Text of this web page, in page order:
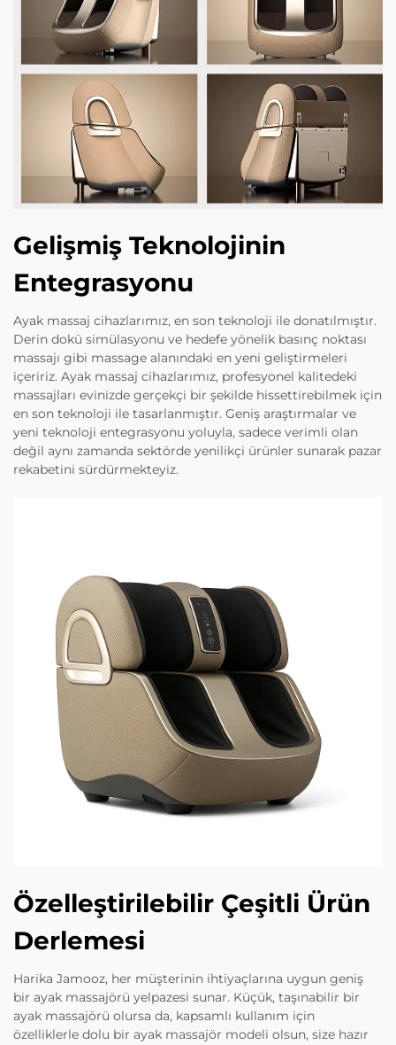
Gelişmiş Teknolojinin
Entegrasyonu
Ayak massaj cihazlarımız, en son teknoloji ile donatılmıştır.
Derin dokü simülasyonu ve hedefe yönelik basınç noktası
massajı gibi massage alanındaki en yeni geliştirmeleri
içeririz. Ayak massaj cihazlarımız, profesyonel kalitedeki
massajları evinizde gerçekçi bir şekilde hissettirebilmek için
en son teknoloji ile tasarlanmıştır. Geniş araştırmalar ve
yeni teknoloji entegrasyonu yoluyla, sadece verimli olan
değil aynı zamanda sektörde yenilikçi ürünler sunarak pazar
rekabetini sürdürmekteyiz.
Özelleştirilebilir Çeşitli Ürün
Derlemesi
Harika Jamooz, her müşterinin ihtiyaçlarına uygun geniş
bir ayak massajörü yelpazesi sunar. Küçük, taşınabilir bir
ayak massajörü olursa da, kapsamlı kullanım için
özelliklerle dolu bir ayak massajör modeli olsun, size hazır